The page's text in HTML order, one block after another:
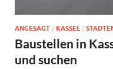
ANGESAGT / KASSEL /
Baustellen in
und suchen